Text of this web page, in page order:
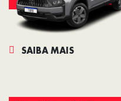
SAIBA MAIS